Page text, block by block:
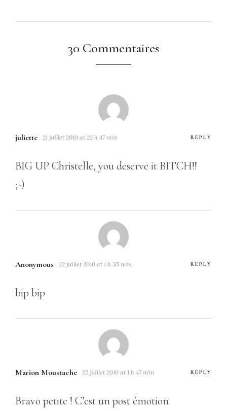
30 Commentaires
juliette 21 juillet 2010 at 22 h 47 min REPLY
BIG UP Christelle, you deserve it BITCH!!
;-)
Anonymous 22 juillet 2010 at 1 h 35 min REPLY
bip bip
Marion Moustache 22 juillet 2010 at 1 h 47 min REPLY
Bravo petite ! C’est un post émotion.